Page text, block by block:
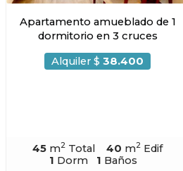
Apartamento amueblado de 1
dormitorio en 3 cruces
Alquiler $ 38.400
45 m2 Total 40 m2 Edif
1 Dorm 1 Baños